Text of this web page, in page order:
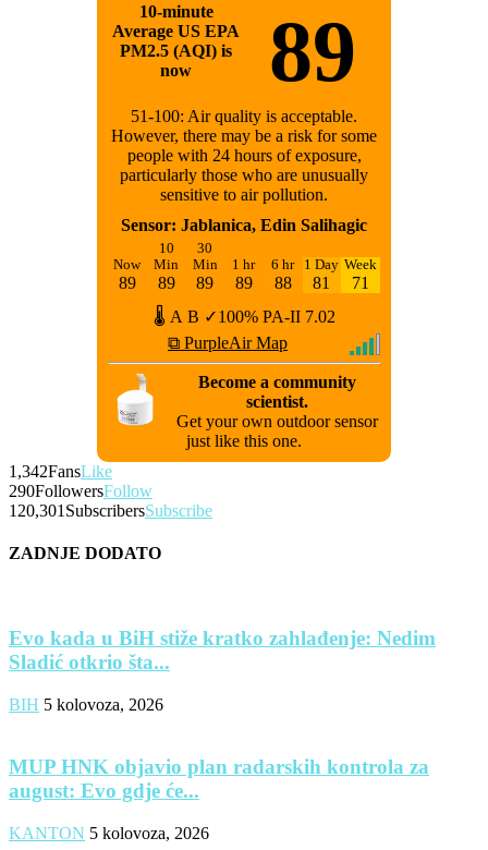
10-minute
Average US EPA
PM2.5 (AQI) is
now
89
51-100: Air quality is acceptable.
However, there may be a risk for some
people with 24 hours of exposure,
particularly those who are unusually
sensitive to air pollution.
Sensor: Jablanica, Edin Salihagic
Now
89
10
Min
89
30
Min
89
1 hr
89
6 hr
88
1 Day
81
Week
71
🌡 A B ✓100% PA-II 7.02
⧉ PurpleAir Map
Become a community
scientist.
Get your own outdoor sensor
just like this one.
1,342FansLike
290FollowersFollow
120,301 SubscribersSubscribe
ZADNJE DODATO
Evo kada u BiH stiže kratko zahlađenje: Nedim
Sladić otkrio šta...
BIH 5 kolovoza, 2026
MUP HNK objavio plan radarskih kontrola za
august: Evo gdje će...
KANTON 5 kolovoza, 2026